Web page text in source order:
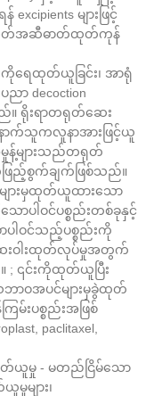
များဖြင့်
တ်အဆီဓာတ်ထုတ်ကုန်
ကိုရေထုတ်ယူခြင်း၊ အာရုံ
ာ decoction
ည်။ ရိုးရာတရုတ်ဆေး
ာက်သူကလူနာအားဖြင့်ယူ
န့်များသည်တရုတ်
ြည့်စွက်ချက်ဖြစ်သည်။
ားမှထုတ်ယူထားသော
ောပါဝင်ပစ္စည်းတစ်ခုနှင့်
ပါဝင်သည့်ပစ္စည်းကို
းဝါးထုတ်လုပ်မှုအတွက်
; ၎င်းကိုထုတ်ယူပြီး
ဝအပင်များမှခွဲထုတ်
မ်းပစ္စည်းအဖြစ်
paclitaxel,
ယူမှု - မတည်ငြိမ်သော
မှုများ၊